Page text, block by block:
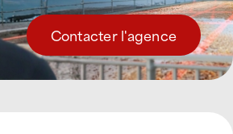
Contacter l'agence